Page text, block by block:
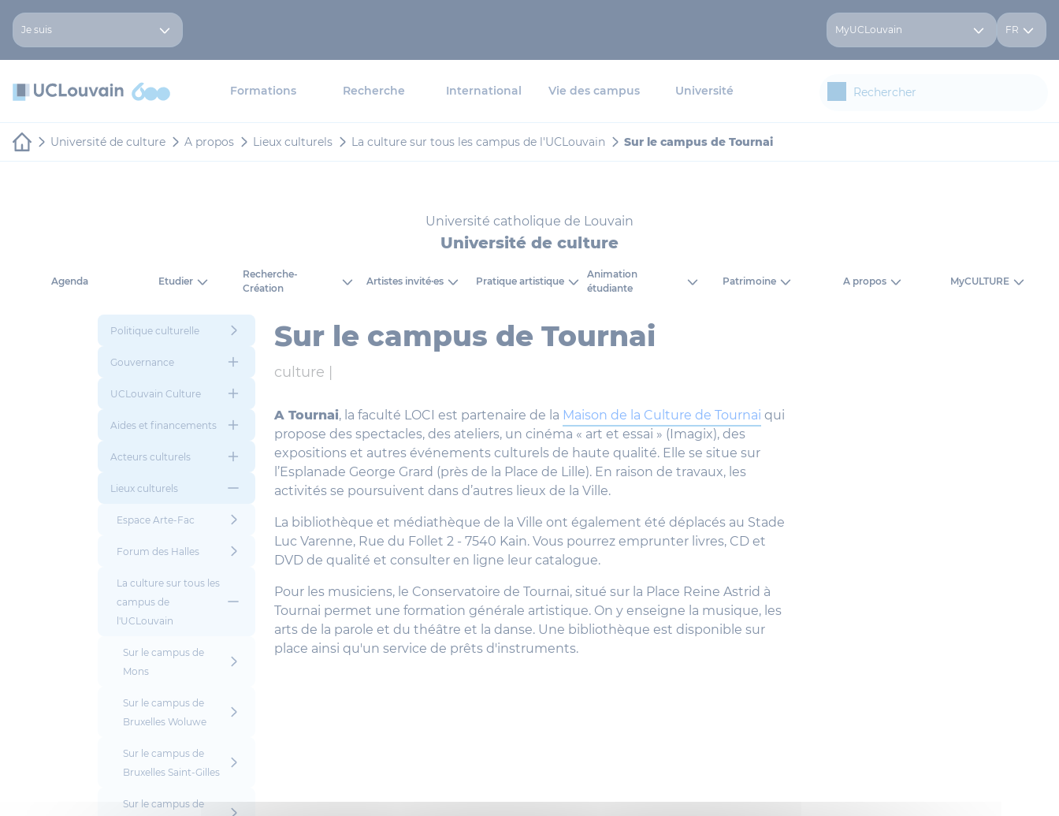
Panneau de gestion des cookies
Je suis MyUCLouvain FR
Formations Recherche International Vie des campus Université
Université de culture A propos Lieux culturels La culture sur tous les campus de l'UCLouvain Sur le campus de Tournai
Université catholique de Louvain
Université de culture
Agenda Etudier
Recherche-
Création
Artistes invité·es Pratique artistique
Animation
étudiante
Patrimoine A propos MyCULTURE
Politique culturelle
Gouvernance
UCLouvain Culture
Aides et financements
Acteurs culturels
Lieux culturels
Espace Arte-Fac
Forum des Halles
La culture sur tous les
campus de
l'UCLouvain
Sur le campus de
Mons
Sur le campus de
Bruxelles Woluwe
Sur le campus de
Bruxelles Saint-Gilles
Sur le campus de
Sur le campus de Tournai
culture |
A Tournai, la faculté LOCI est partenaire de la Maison de la Culture de Tournai qui
propose des spectacles, des ateliers, un cinéma « art et essai » (Imagix), des
expositions et autres événements culturels de haute qualité. Elle se situe sur
l’Esplanade George Grard (près de la Place de Lille). En raison de travaux, les
activités se poursuivent dans d’autres lieux de la Ville.
La bibliothèque et médiathèque de la Ville ont également été déplacés au Stade
Luc Varenne, Rue du Follet 2 - 7540 Kain. Vous pourrez emprunter livres, CD et
DVD de qualité et consulter en ligne leur catalogue.
Pour les musiciens, le Conservatoire de Tournai, situé sur la Place Reine Astrid à
Tournai permet une formation générale artistique. On y enseigne la musique, les
arts de la parole et du théâtre et la danse. Une bibliothèque est disponible sur
place ainsi qu'un service de prêts d'instruments.